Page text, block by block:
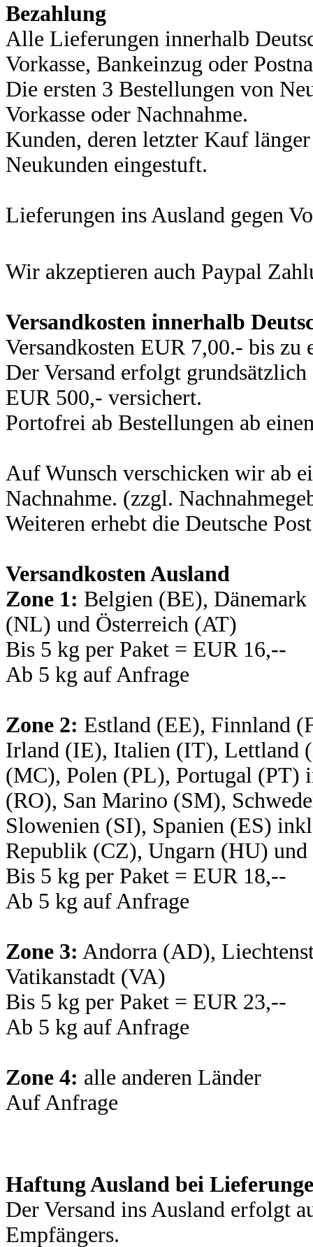
Bezahlung
Alle Lieferungen innerhalb
Vorkasse, Bankeinzug oder
Die ersten 3 Bestellungen von
Vorkasse oder Nachnahme.
Kunden, deren letzter Kauf
Neukunden eingestuft.
Lieferungen ins Ausland gegen
Wir akzeptieren auch Paypal
Versandkosten innerhalb
Versandkosten EUR 7,00.- bis
Der Versand erfolgt
EUR 500,- versichert.
Portofrei ab Bestellungen ab
Auf Wunsch verschicken wir ab
Nachnahme. (zzgl.
Weiteren erhebt die Deutsche
Versandkosten Ausland
Zone 1: Belgien (BE),
(NL) und Österreich (AT)
Bis 5 kg per Paket = EUR 16,--
Ab 5 kg auf Anfrage
Zone 2: Estland (EE), Finnland
Irland (IE), Italien (IT), Lettland
(MC), Polen (PL), Portugal (PT)
(RO), San Marino (SM),
Slowenien (SI), Spanien (ES)
Republik (CZ), Ungarn (HU)
Bis 5 kg per Paket = EUR 18,--
Ab 5 kg auf Anfrage
Zone 3: Andorra (AD),
Vatikanstadt (VA)
Bis 5 kg per Paket = EUR 23,--
Ab 5 kg auf Anfrage
Zone 4: alle anderen Länder
Auf Anfrage
Haftung Ausland bei
Der Versand ins Ausland erfolgt
Empfängers.